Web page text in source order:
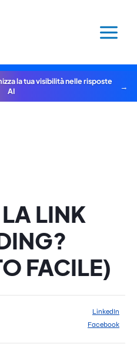
la tua visibilità nelle risposte
AI
LINK
FACILE)
LinkedIn
Facebook